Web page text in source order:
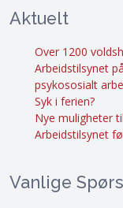
Aktuelt
Over 1200
Arbeidstilsynet
psykososialt
Syk i ferien?
Nye muligheter
Arbeidstilsynet
Vanlige